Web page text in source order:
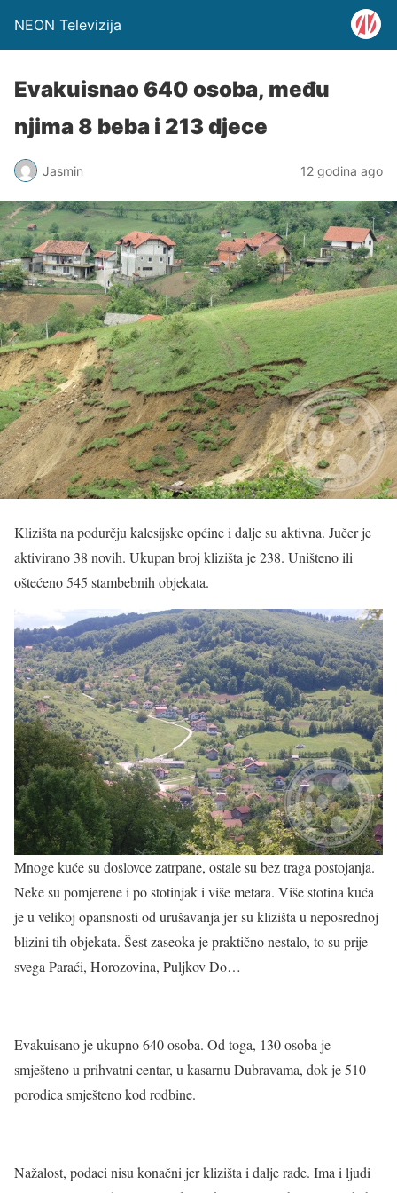
NEON Televizija
Evakuisnao 640 osoba, među
njima 8 beba i 213 djece
Jasmin 12 godina ago
Klizišta na podurčju kalesijske općine i dalje su aktivna. Jučer je
aktivirano 38 novih. Ukupan broj klizišta je 238. Uništeno ili
oštećeno 545 stambebnih objekata.
Mnoge kuće su doslovce zatrpane, ostale su bez traga postojanja.
Neke su pomjerene i po stotinjak i više metara. Više stotina kuća
je u velikoj opansnosti od urušavanja jer su klizišta u neposrednoj
blizini tih objekata. Šest zaseoka je praktično nestalo, to su prije
svega Paraći, Horozovina, Puljkov Do…
Evakuisano je ukupno 640 osoba. Od toga, 130 osoba je
smješteno u prihvatni centar, u kasarnu Dubravama, dok je 510
porodica smješteno kod rodbine.
Nažalost, podaci nisu konačni jer klizišta i dalje rade. Ima i ljudi